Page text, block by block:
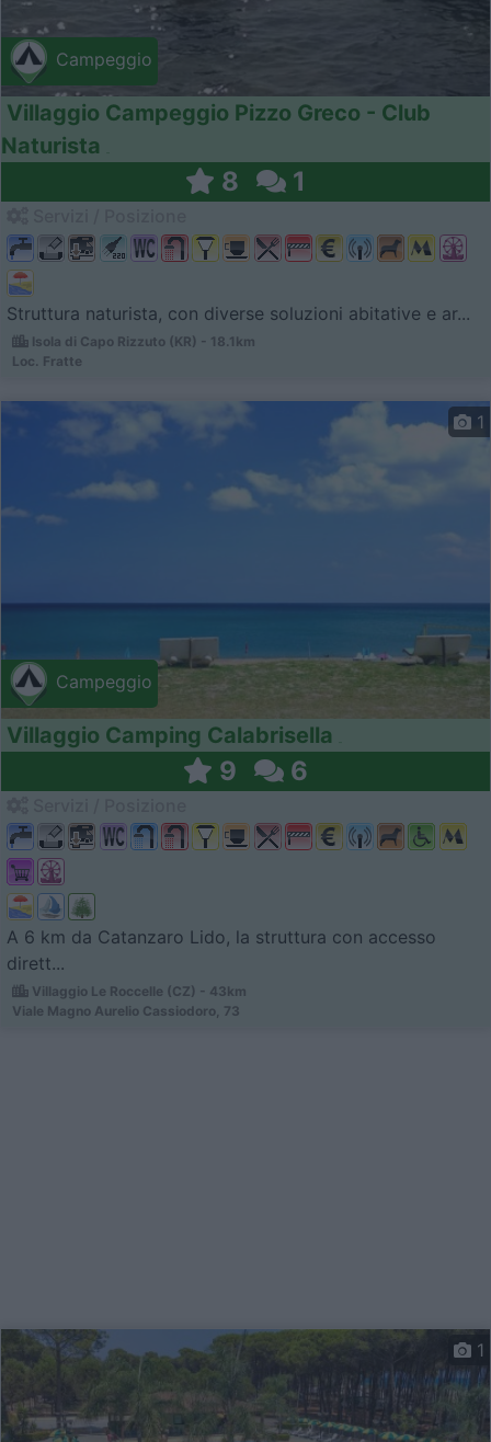
Campeggio
Villaggio Campeggio Pizzo Greco - Club
Naturista
8 1
Struttura naturista, con diverse soluzioni abitative e ar...
Isola di Capo Rizzuto (KR) - 18.1km
Loc. Fratte
Campeggio
1
Villaggio Camping Calabrisella
9 6
A 6 km da Catanzaro Lido, la struttura con accesso
dirett...
Villaggio Le Roccelle (CZ) - 43km
Viale Magno Aurelio Cassiodoro, 73
1